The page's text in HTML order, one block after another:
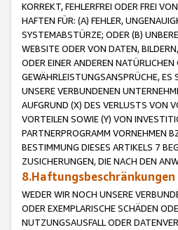
KORREKT, FEHLERFREI ODER FREI
HAFTEN FÜR: (A) FEHLER,
SYSTEMABSTÜRZE; ODER (B)
WEBSITE ODER VON DATEN,
ODER EINER ANDEREN
GEWÄHRLEISTUNGSANSPRÜCHE, ES
UNSERE VERBUNDENEN
AUFGRUND (X) DES VERLUSTS VON
VORTEILEN SOWIE (Y) VON
PARTNERPROGRAMM VORNEHMEN
BESTIMMUNG DIESES ARTIKELS 7
ZUSICHERUNGEN, DIE NACH DEN
8.Haftungsbeschränkungen
WEDER WIR NOCH UNSERE
ODER EXEMPLARISCHE SCHÄDEN
NUTZUNGSAUSFALL ODER